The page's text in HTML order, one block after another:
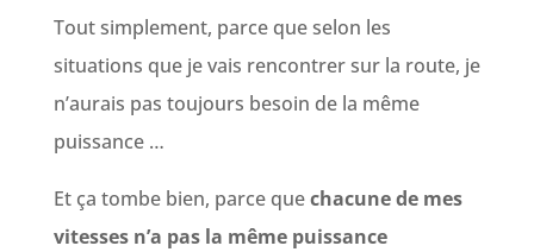
Tout simplement, parce que selon les
situations que je vais rencontrer sur la route, je
n’aurais pas toujours besoin de la même
puissance …
Et ça tombe bien, parce quechacune de mes
vitesses n’a pas la même puissance